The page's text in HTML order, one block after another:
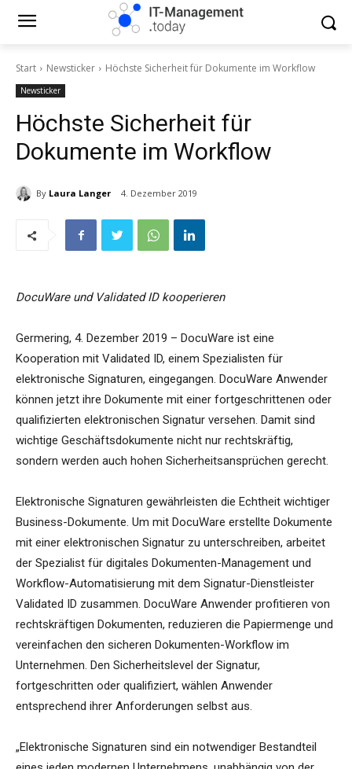
Start Newsticker Höchste Sicherheit für Dokumente im Workflow
Newsticker
Höchste Sicherheit für
Dokumente im Workflow
By Laura Langer 4. Dezember 2019
DocuWare und Validated ID kooperieren
Germering, 4. Dezember 2019 – DocuWare ist eine
Kooperation mit Validated ID, einem Spezialisten für
elektronische Signaturen, eingegangen. DocuWare Anwender
können jetzt ihre Dokumente mit einer fortgeschrittenen oder
qualifizierten elektronischen Signatur versehen. Damit sind
wichtige Geschäftsdokumente nicht nur rechtskräftig,
sondern werden auch hohen Sicherheitsansprüchen gerecht.
Elektronische Signaturen gewährleisten die Echtheit wichtiger
Business-Dokumente. Um mit DocuWare erstellte Dokumente
mit einer elektronischen Signatur zu unterschreiben, arbeitet
der Spezialist für digitales Dokumenten-Management und
Workflow-Automatisierung mit dem Signatur-Dienstleister
Validated ID zusammen. DocuWare Anwender profitieren von
rechtskräftigen Dokumenten, reduzieren die Papiermenge und
vereinfachen den sicheren Dokumenten-Workflow im
Unternehmen. Den Sicherheitslevel der Signatur,
fortgeschritten oder qualifiziert, wählen Anwender
entsprechend ihrer Anforderungen selbst aus.
„Elektronische Signaturen sind ein notwendiger Bestandteil